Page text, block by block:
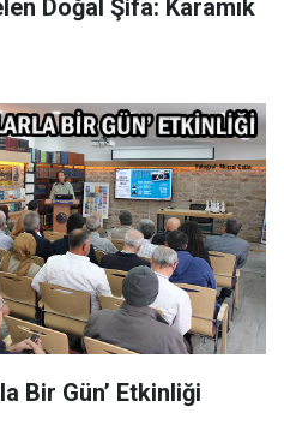
Doğal Şifa: Karamık
Bir Gün’ Etkinliği